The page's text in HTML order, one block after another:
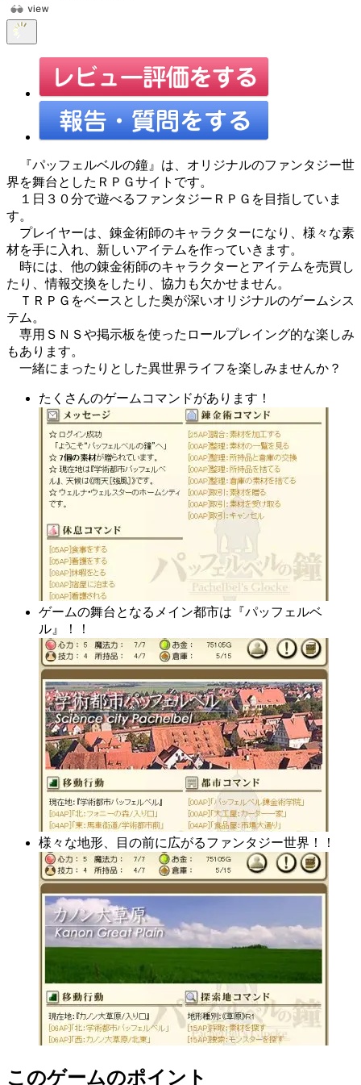
『パッフェルベルの鐘』は、オリジナルのファンタジー世
界を舞台としたＲＰＧサイトです。
１日３０分で遊べるファンタジーＲＰＧを目指していま
す。
プレイヤーは、錬金術師のキャラクターになり、様々な素
材を手に入れ、新しいアイテムを作っていきます。
時には、他の錬金術師のキャラクターとアイテムを売買し
たり、情報交換をしたり、協力も欠かせません。
ＴＲＰＧをベースとした奥が深いオリジナルのゲームシス
テム。
専用ＳＮＳや掲示板を使ったロールプレイング的な楽しみ
もあります。
一緒にまったりとした異世界ライフを楽しみませんか？
たくさんのゲームコマンドがあります！
ゲームの舞台となるメイン都市は『パッフェルベ
ル』！！
様々な地形、目の前に広がるファンタジー世界！！
このゲームのポイント